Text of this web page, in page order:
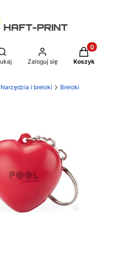
Otwórz wyszukiwarkę
Zaloguj się
Produkty w
Koszyk
Narzędzia i breloki Breloki